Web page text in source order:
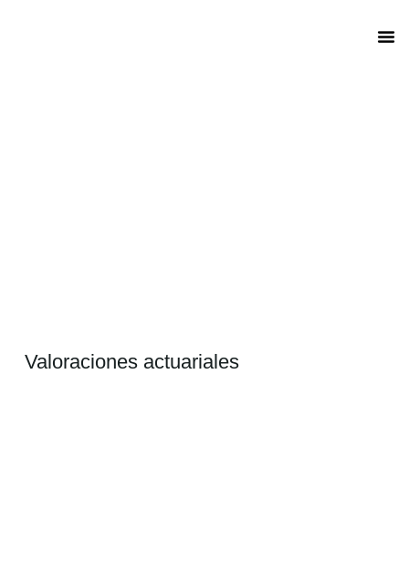
Valoraciones actuariales